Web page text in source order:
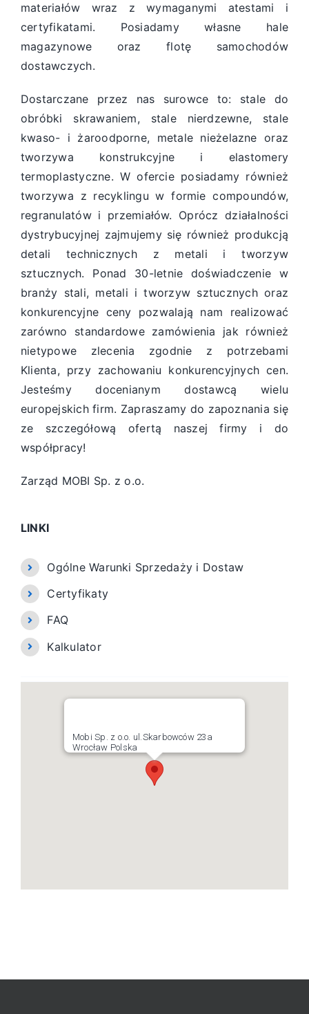
materiałów wraz z wymaganymi atestami i
certyfikatami. Posiadamy własne hale
magazynowe oraz flotę samochodów
dostawczych.
Dostarczane przez nas surowce to: stale do
obróbki skrawaniem, stale nierdzewne, stale
kwaso- i żaroodporne, metale nieżelazne oraz
tworzywa konstrukcyjne i elastomery
termoplastyczne. W ofercie posiadamy również
tworzywa z recyklingu w formie compoundów,
regranulatów i przemiałów. Oprócz działalności
dystrybucyjnej zajmujemy się również produkcją
detali technicznych z metali i tworzyw
sztucznych. Ponad 30-letnie doświadczenie w
branży stali, metali i tworzyw sztucznych oraz
konkurencyjne ceny pozwalają nam realizować
zarówno standardowe zamówienia jak również
nietypowe zlecenia zgodnie z potrzebami
Klienta, przy zachowaniu konkurencyjnych cen.
Jesteśmy docenianym dostawcą wielu
europejskich firm. Zapraszamy do zapoznania się
ze szczegółową ofertą naszej firmy i do
współpracy!
Zarząd MOBI Sp. z o.o.
LINKI
Ogólne Warunki Sprzedaży i Dostaw
Certyfikaty
FAQ
Kalkulator
Mobi Sp. z o.o. ul.Skarbowców 23a
Wrocław Polska